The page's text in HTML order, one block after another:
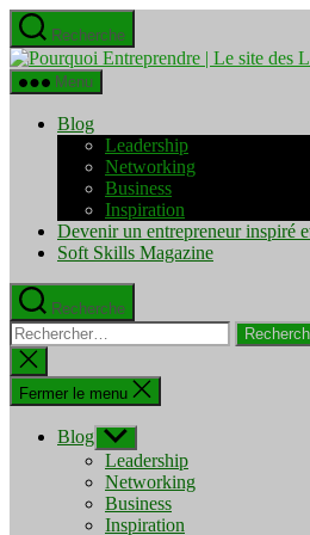
Aller
au
contenu
Recherche
Menu
Blog
Leadership
Networking
Business
Inspiration
Devenir un entrepreneur inspiré
Soft Skills Magazine
Recherche
Rechercher :
Fermer
la
recherche
Fermer le menu
Blog Afficher
le
sous-
menu
Leadership
Networking
Business
Inspiration